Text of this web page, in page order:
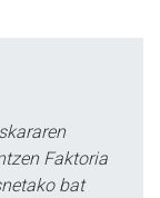
Faktoria
bat